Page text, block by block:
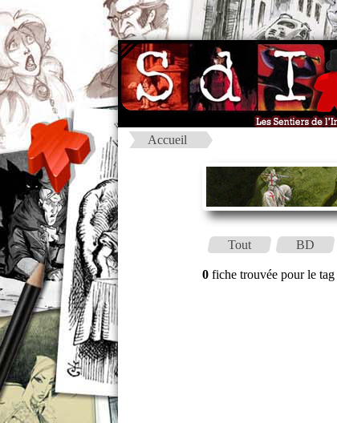
Accueil
Tout BD
0 fiche trouvée pour le tag